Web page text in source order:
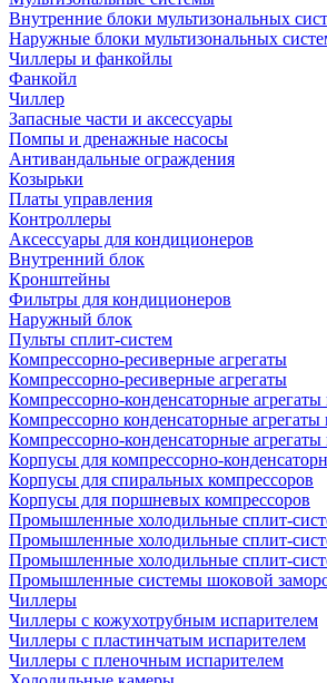
Внутренние блоки мультизональных
Наружные блоки мультизональных
Чиллеры и фанкойлы
Фанкойл
Чиллер
Запасные части и аксессуары
Помпы и дренажные насосы
Антивандальные ограждения
Козырьки
Платы управления
Контроллеры
Аксессуары для кондиционеров
Внутренний блок
Кронштейны
Фильтры для кондиционеров
Наружный блок
Пульты сплит-систем
Компрессорно-ресиверные агрегаты
Компрессорно-ресиверные агрегаты
Компрессорно-конденсаторные агрегаты
Компрессорно конденсаторные агрегаты
Компрессорно-конденсаторные агрегаты
Корпусы для компрессорно-
Корпусы для спиральных компрессоров
Корпусы для поршневых компрессоров
Промышленные холодильные сплит-
Промышленные холодильные сплит-
Промышленные холодильные сплит-
Промышленные системы шоковой
Чиллеры
Чиллеры с кожухотрубным испарителем
Чиллеры с пластинчатым испарителем
Чиллеры с пленочным испарителем